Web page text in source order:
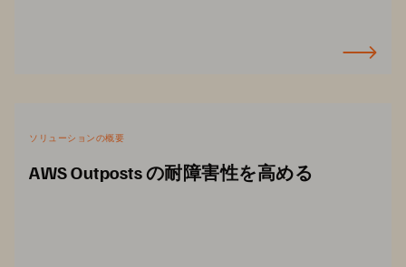
ソリューションの概要
AWS Outposts の耐障害性を高める